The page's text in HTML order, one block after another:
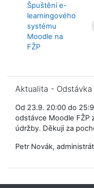
Špuštění e-
learningového
systému
Moodle na
FŽP
Aktualita - Odstávka
Od 23.9. 20:00 do
odstávce Moodle FŽP
údržby. Děkuji za
Petr Novák,